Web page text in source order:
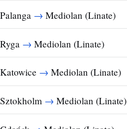
Palanga → Mediolan (Linate)
Ryga → Mediolan (Linate)
Katowice → Mediolan (Linate)
Sztokholm → Mediolan (Linate)